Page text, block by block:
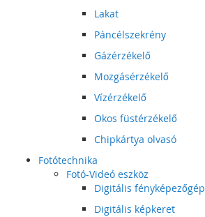
Lakat
Páncélszekrény
Gázérzékelő
Mozgásérzékelő
Vízérzékelő
Okos füstérzékelő
Chipkártya olvasó
Fotótechnika
Fotó-Videó eszköz
Digitális fényképezőgép
Digitális képkeret